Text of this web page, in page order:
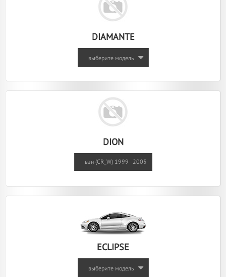
DIAMANTE
выберите модель
DION
вэн (CR_W) 1999 - 2005
ECLIPSE
выберите модель